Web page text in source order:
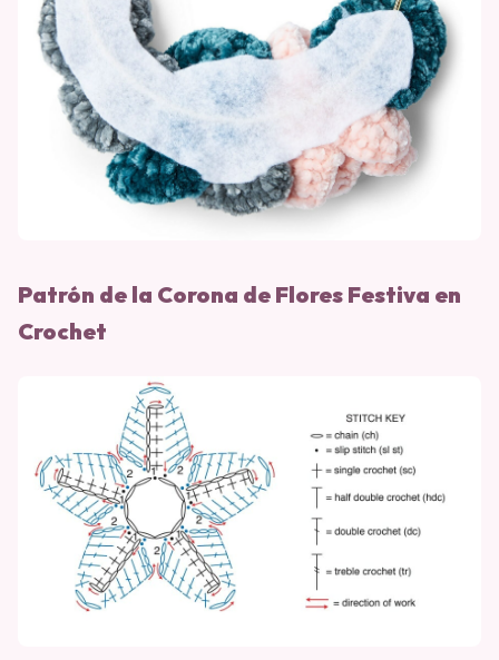
Patrón de la Corona de Flores Festiva en
Crochet